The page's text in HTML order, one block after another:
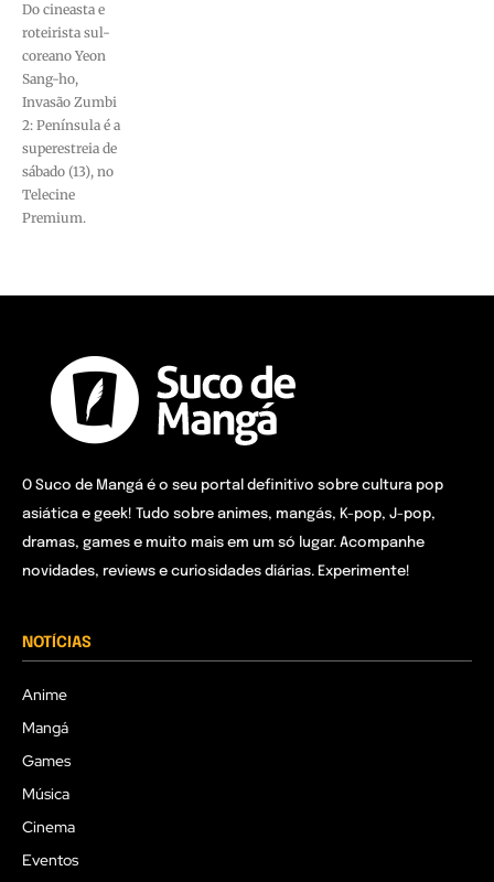
Do cineasta e
roteirista sul-
coreano Yeon
Sang-ho,
Invasão Zumbi
2: Península é a
superestreia de
sábado (13), no
Telecine
Premium.
O Suco de Mangá é o seu portal definitivo sobre cultura pop
asiática e geek! Tudo sobre animes, mangás, K-pop, J-pop,
dramas, games e muito mais em um só lugar. Acompanhe
novidades, reviews e curiosidades diárias. Experimente!
NOTÍCIAS
Anime
Mangá
Games
Música
Cinema
Eventos